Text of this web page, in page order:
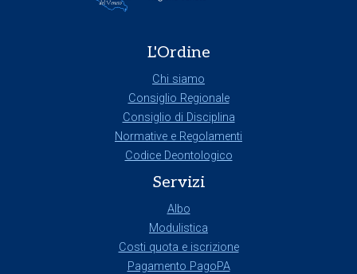
L'Ordine
Chi siamo
Consiglio Regionale
Consiglio di Disciplina
Normative e Regolamenti
Codice Deontologico
Servizi
Albo
Modulistica
Costi quota e iscrizione
Pagamento PagoPA